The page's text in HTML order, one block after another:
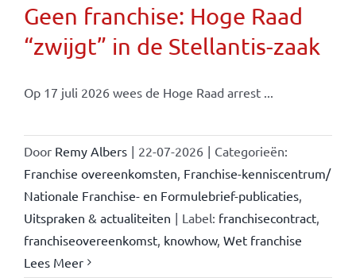
Geen franchise: Hoge Raad
“zwijgt” in de Stellantis-zaak
Op 17 juli 2026 wees de Hoge Raad arrest ...
Door Remy Albers | 22-07-2026 | Categorieën:
Franchise overeenkomsten Franchise-kenniscentrum/
Nationale Franchise- en Formulebrief-publicaties,
Uitspraken & actualiteiten | Label: franchisecontract,
franchiseovereenkomst, knowhow, Wet franchise
Lees Meer